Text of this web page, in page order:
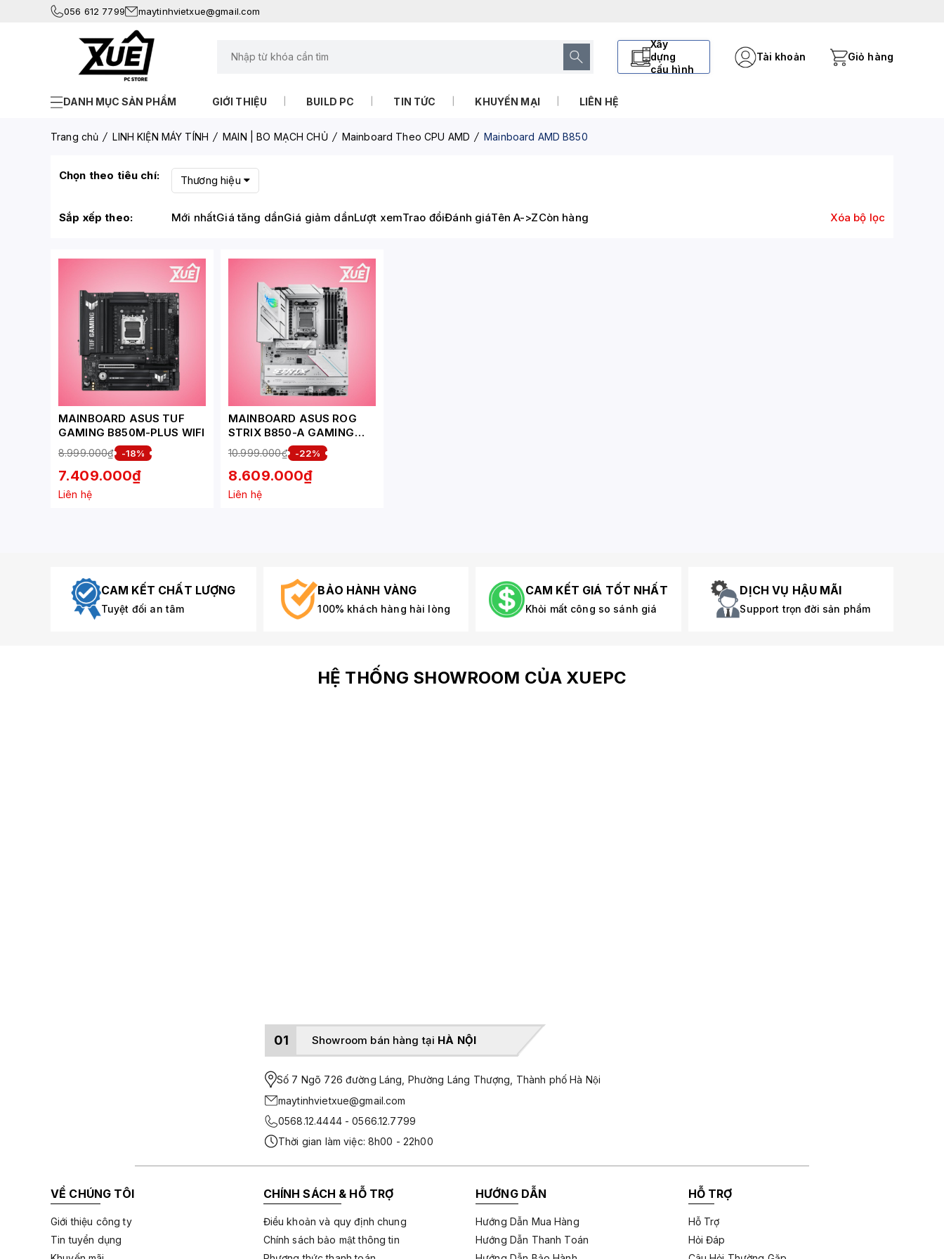
056 612 7799 maytinhvietxue@gmail.com
Xây
dựng
cấu hình
Tài khoản Giỏ hàng
DANH MỤC SẢN PHẨM GIỚI THIỆU BUILD PC TIN TỨC KHUYẾN MẠI LIÊN HỆ
Trang chủ LINH KIỆN MÁY TÍNH MAIN | BO MẠCH CHỦ Mainboard Theo CPU AMD Mainboard AMD B850
Chọn theo tiêu chí: Thương hiệu
Sắp xếp theo: Mới nhấtGiá tăng dầnGiá giảm dầnLượt xemTrao đổiĐánh giáTên A->ZCòn hàng Xóa bộ lọc
MAINBOARD ASUS TUF
GAMING B850M-PLUS WIFI
8.999.000₫ -18%
7.409.000₫
Liên hệ
MAINBOARD ASUS ROG
STRIX B850-A GAMING
WIFI
10.999.000₫ -22%
8.609.000₫
Liên hệ
CAM KẾT CHẤT LƯỢNG
Tuyệt đối an tâm
BẢO HÀNH VÀNG
100% khách hàng hài lòng
CAM KẾT GIÁ TỐT NHẤT
Khỏi mất công so sánh giá
DỊCH VỤ HẬU MÃI
Support trọn đời sản phẩm
HỆ THỐNG SHOWROOM CỦA XUEPC
01 Showroom bán hàng tại HÀ NỘI
Số 7 Ngõ 726 đường Láng, Phường Láng Thượng, Thành phố Hà Nội
maytinhvietxue@gmail.com
0568.12.4444 - 0566.12.7799
Thời gian làm việc: 8h00 - 22h00
VỀ CHÚNG TÔI
Giới thiệu công ty
Tin tuyển dụng
CHÍNH SÁCH & HỖ TRỢ
Điều khoản và quy định chung
Chính sách bảo mật thông tin
HƯỚNG DẪN
Hướng Dẫn Mua Hàng
Hướng Dẫn Thanh Toán
HỖ TRỢ
Hỗ Trợ
Hỏi Đáp